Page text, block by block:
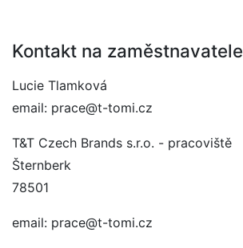
Kontakt na zaměstnavatele
Lucie Tlamková
email: prace@t-tomi.cz
T&T Czech Brands s.r.o. - pracoviště
Šternberk
78501
email: prace@t-tomi.cz